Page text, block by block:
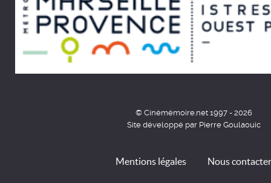
© Cinémémoire.net 1997 - 2026
Site développé par Pierre Goulaouic
Mentions légales Nous contacter